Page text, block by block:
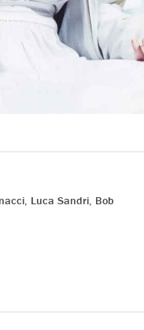
, Luca Sandri, Bob